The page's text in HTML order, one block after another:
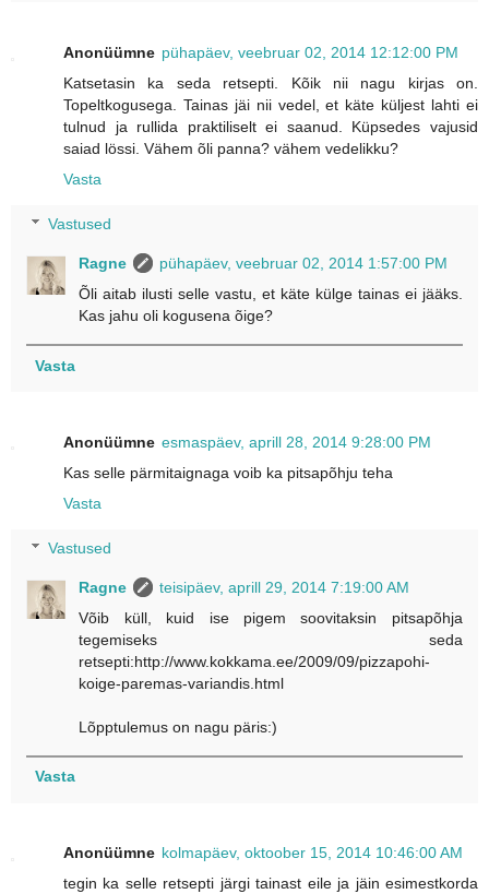
Anonüümne pühapäev, veebruar 02, 2014 12:12:00 PM
Katsetasin ka seda retsepti. Kõik nii nagu kirjas on.
Topeltkogusega. Tainas jäi nii vedel, et käte küljest lahti ei
tulnud ja rullida praktiliselt ei saanud. Küpsedes vajusid
saiad lössi. Vähem õli panna? vähem vedelikku?
Vasta
Vastused
Ragne
pühapäev, veebruar 02, 2014 1:57:00 PM
Õli aitab ilusti selle vastu, et käte külge tainas ei jääks.
Kas jahu oli kogusena õige?
Vasta
Anonüümne esmaspäev, aprill 28, 2014 9:28:00 PM
Kas selle pärmitaignaga voib ka pitsapõhju teha
Vasta
Vastused
Ragne
teisipäev, aprill 29, 2014 7:19:00 AM
Võib küll, kuid ise pigem soovitaksin pitsapõhja
tegemiseks seda
retsepti:http://www.kokkama.ee/2009/09/pizzapohi-
koige-paremas-variandis.html
Lõpptulemus on nagu päris:)
Vasta
Anonüümne kolmapäev, oktoober 15, 2014 10:46:00 AM
tegin ka selle retsepti järgi tainast eile ja jäin esimestkorda